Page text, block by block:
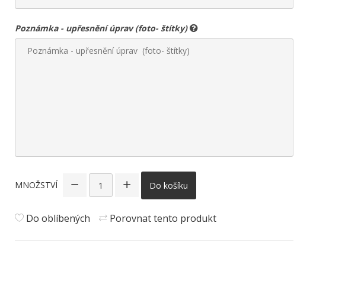
Poznámka - upřesnění úprav (foto- štítky)
MNOŽSTVÍ Do košíku
Do oblíbených Porovnat tento produkt